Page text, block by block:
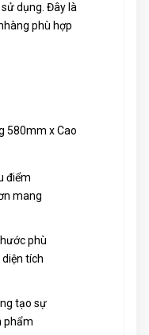
dụng. Đây là
phù hợp
580mm x Cao
điểm
mang
phù
tích
tạo sự
phẩm